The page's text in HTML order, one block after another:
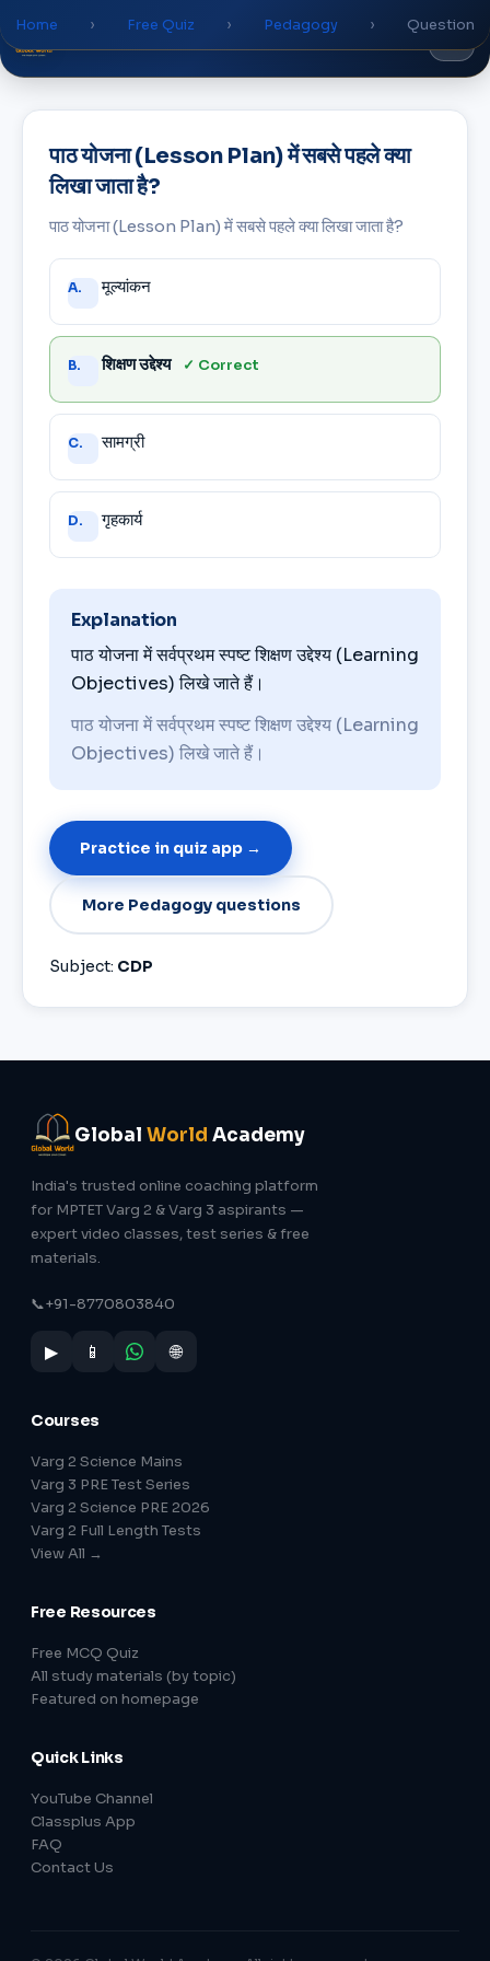
Academy
Home › Free Quiz › Pedagogy › Question
पाठ योजना (Lesson Plan) में सबसे पहले क्या
लिखा जाता है?
पाठ योजना (Lesson Plan) में सबसे पहले क्या लिखा जाता है?
Answer
choices
A. मूल्यांकन
B. शिक्षण उद्देश्य ✓ Correct
C. सामग्री
D. गृहकार्य
Explanation
पाठ योजना में सर्वप्रथम स्पष्ट शिक्षण उद्देश्य (Learning
Objectives) लिखे जाते हैं।
पाठ योजना में सर्वप्रथम स्पष्ट शिक्षण उद्देश्य (Learning
Objectives) लिखे जाते हैं।
Practice in quiz app →
More Pedagogy questions
Subject: CDP
Global World Academy
India's trusted online coaching platform
for MPTET Varg 2 & Varg 3 aspirants —
expert video classes, test series & free
materials.
📞+91-8770803840
▶ 📱 🌐
Courses
Varg 2 Science Mains
Varg 3 PRE Test Series
Varg 2 Science PRE 2026
Varg 2 Full Length Tests
View All →
Free Resources
Free MCQ Quiz
All study materials (by topic)
Featured on homepage
Quick Links
YouTube Channel
Classplus App
FAQ
Contact Us